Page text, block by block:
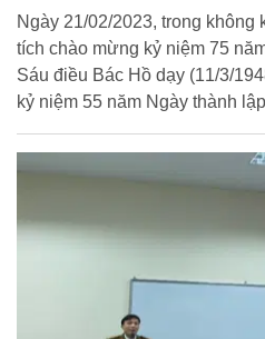
Ngày 21/02/2023, trong không
tích chào mừng kỷ niệm 75
Sáu điều Bác Hồ dạy (11/3/
kỷ niệm 55 năm Ngày thành
mạc Vòng thi Sơ khảo Hội thi
2022”. Thiếu tướng, GS. TS
Đảng ủy, Phó Giám đốc Học
lễ.